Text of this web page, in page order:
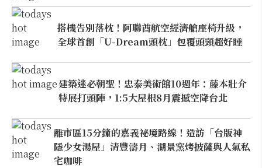
搭機告別落枕！阿聯酋航空經濟艙座椅升級，
全球首創「U-Dream頭枕」包覆頭頸超好睡
建築迷必朝聖！忠泰美術館10週年：藤本壯介
特展打頭陣，1:5大屋根8月震撼空降台北
離市區15分鐘的嘉義祕境路線！造訪「台版神
隱少女湯屋」清豐濤月、湖景窯烤披薩與人氣私
宅咖啡